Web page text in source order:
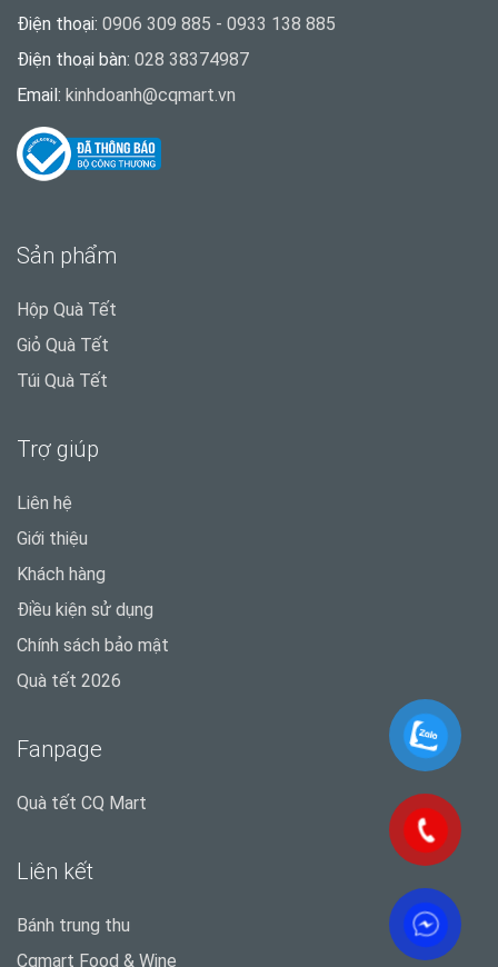
Điện thoại: 0906 309 885 - 0933 138 885
Điện thoại bàn: 028 38374987
Email: kinhdoanh@cqmart.vn
Sản phẩm
Hộp Quà Tết
Giỏ Quà Tết
Túi Quà Tết
Trợ giúp
Liên hệ
Giới thiệu
Khách hàng
Điều kiện sử dụng
Chính sách bảo mật
Quà tết 2026
Fanpage
Quà tết CQ Mart
Liên kết
Bánh trung thu
Cqmart Food & Wine